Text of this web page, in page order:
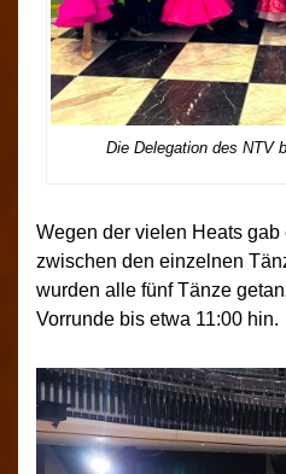
Die Delegation des NTV
Wegen der vielen Heats gab
zwischen den einzelnen
wurden alle fünf Tänze
Vorrunde bis etwa 11:00 hin.